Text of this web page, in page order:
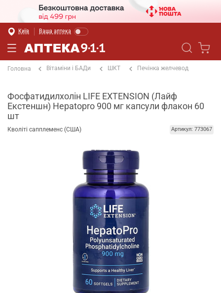
Київ Ваша аптека
Головна Вітаміни і БАДи ШКТ Печінка желчевод
Фосфатидилхолін LIFE EXTENSION (Лайф
Екстеншн) Hepatopro 900 мг капсули флакон 60
шт
Кволіті сапплеменс (США) Артикул: 773067